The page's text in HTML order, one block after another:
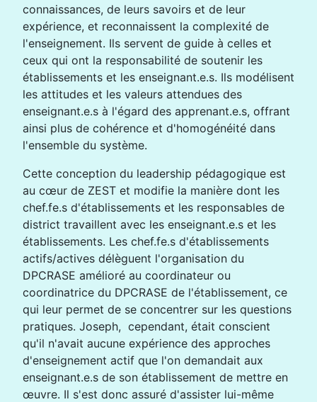
connaissances, de leurs savoirs et de leur
expérience, et reconnaissent la complexité de
l'enseignement. Ils servent de guide à celles et
ceux qui ont la responsabilité de soutenir les
établissements et les enseignant.e.s. Ils modélisent
les attitudes et les valeurs attendues des
enseignant.e.s à l'égard des apprenant.e.s, offrant
ainsi plus de cohérence et d'homogénéité dans
l'ensemble du système.
Cette conception du leadership pédagogique est
au cœur de ZEST et modifie la manière dont les
chef.fe.s d'établissements et les responsables de
district travaillent avec les enseignant.e.s et les
établissements. Les chef.fe.s d'établissements
actifs/actives délèguent l'organisation du
DPCRASE amélioré au coordinateur ou
coordinatrice du DPCRASE de l'établissement, ce
qui leur permet de se concentrer sur les questions
pratiques. Joseph, cependant, était conscient
qu'il n'avait aucune expérience des approches
d'enseignement actif que l'on demandait aux
enseignant.e.s de son établissement de mettre en
œuvre. Il s'est donc assuré d'assister lui-même